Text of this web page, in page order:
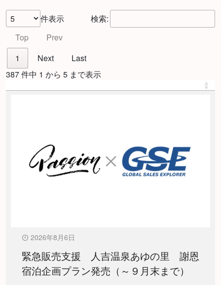
件表示
検索:
Top
Prev
1
Next
Last
387 件中 1 から 5 まで表示
2026年8月6日
緊急販売支援 人吉温泉あゆの里 謝恩
宿泊企画プラン発売（～９月末まで）